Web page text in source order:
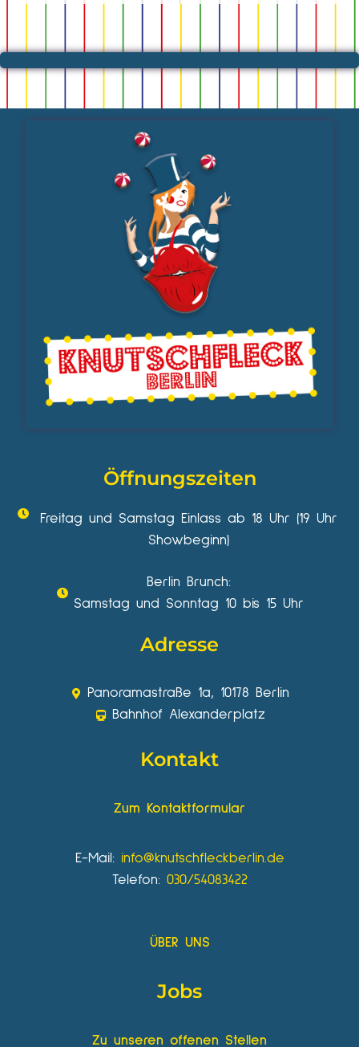
Öffnungszeiten
Freitag und Samstag Einlass ab 18 Uhr (19 Uhr
Showbeginn)
Berlin Brunch:
Samstag und Sonntag 10 bis 15 Uhr
Adresse
Panoramastraße 1a, 10178 Berlin
Bahnhof Alexanderplatz
Kontakt
Zum Kontaktformular
E-Mail: info@knutschfleckberlin.de
Telefon: 030/54083422
ÜBER UNS
Jobs
Zu unseren offenen Stellen